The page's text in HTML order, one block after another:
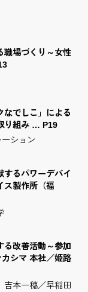
職場づくり～女性
なでしこ」による
り組み … P19
ション
するパワーデバイ
製作所（福
る改善活動～参加
シマ 本社／姫路
吉本一穗／早稲田